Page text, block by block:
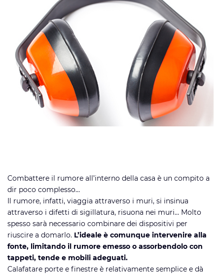
Combattere il rumore all’interno della casa è un compito a
dir poco complesso…
Il rumore, infatti, viaggia attraverso i muri, si insinua
attraverso i difetti di sigillatura, risuona nei muri… Molto
spesso sarà necessario combinare dei dispositivi per
riuscire a domarlo. L’ideale è comunque intervenire alla
fonte, limitando il rumore emesso o assorbendolo con
tappeti, tende e mobili adeguati.
Calafatare porte e finestre è relativamente semplice e dà